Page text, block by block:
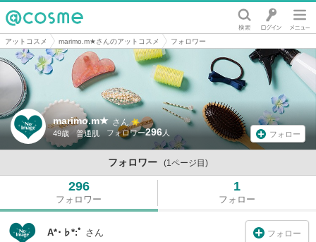
@cosme
アットコスメ marimo.m★さんのアットコスメ フォロワー
marimo.m★ さん
49歳 普通肌 296 フォロー
フォロワー (1ページ目)
296
フォロワー
1
フォロー
A*･♭*:ﾟ さん フォロー